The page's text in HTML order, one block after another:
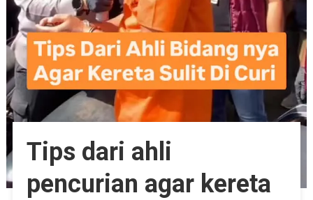
Tips dari ahli
pencurian agar kereta